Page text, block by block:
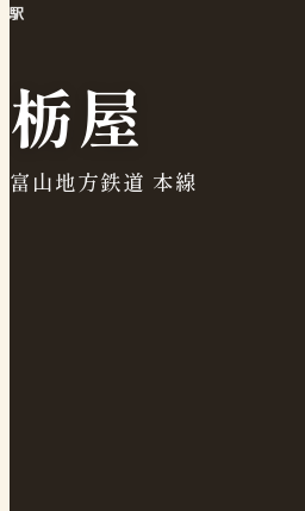
駅
栃屋
富山地方鉄道 本線